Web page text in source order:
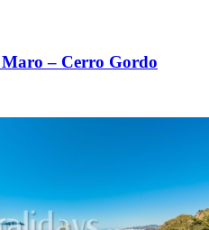
– Cerro Gordo